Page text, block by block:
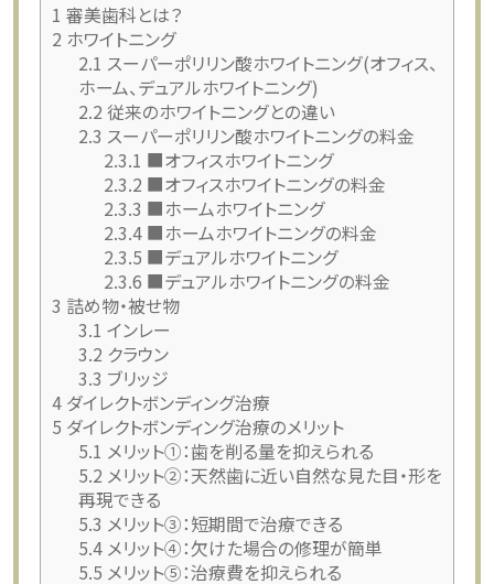
1 審美歯科とは？
2 ホワイトニング
2.1 スーパーポリリン酸ホワイトニング(オフィス、
ホーム、デュアルホワイトニング)
2.2 従来のホワイトニングとの違い
2.3 スーパーポリリン酸ホワイトニングの料金
2.3.1 ■オフィスホワイトニング
2.3.2 ■オフィスホワイトニングの料金
2.3.3 ■ホームホワイトニング
2.3.4 ■ホームホワイトニングの料金
2.3.5 ■デュアルホワイトニング
2.3.6 ■デュアルホワイトニングの料金
3 詰め物・被せ物
3.1 インレー
3.2 クラウン
3.3 ブリッジ
4ダイレクトボンディング治療
5 ダイレクトボンディング治療のメリット
5.1 メリット①：歯を削る量を抑えられる
5.2 メリット②：天然歯に近い自然な見た目・形を
再現できる
5.3 メリット③：短期間で治療できる
5.4メリット④：欠けた場合の修理が簡単
5.5 メリット⑤：治療費を抑えられる